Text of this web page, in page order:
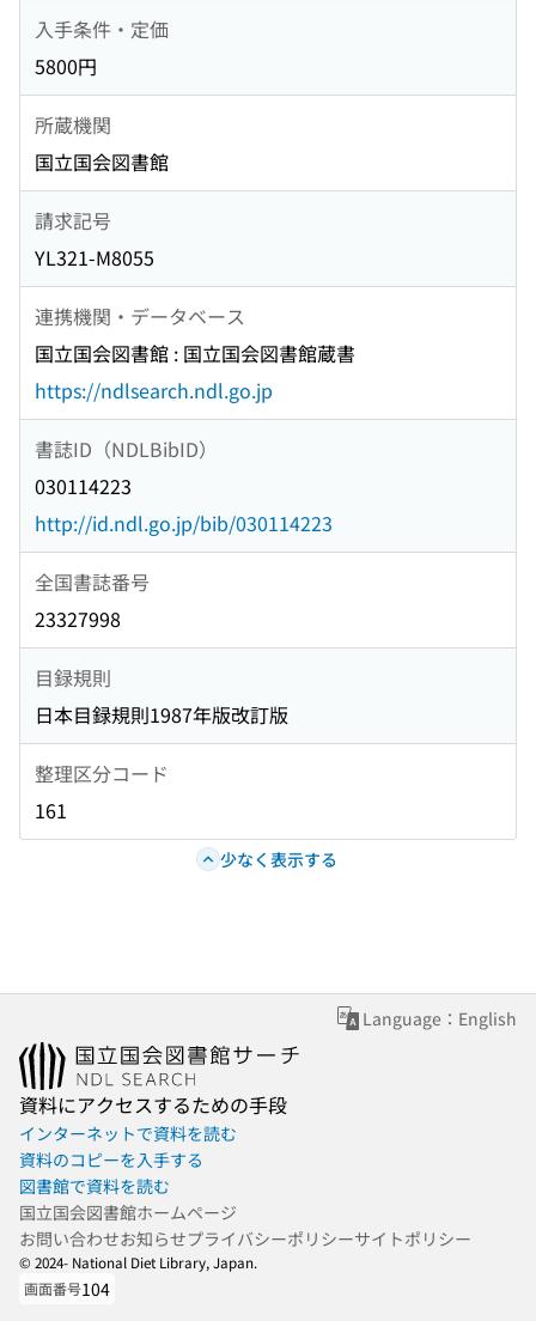
入手条件・定価
5800円
所蔵機関
国立国会図書館
請求記号
YL321-M8055
連携機関・データベース
国立国会図書館 : 国立国会図書館蔵書
https://ndlsearch.ndl.go.jp
書誌ID（NDLBibID）
030114223
http://id.ndl.go.jp/bib/030114223
全国書誌番号
23327998
目録規則
日本目録規則1987年版改訂版
整理区分コード
161
少なく表示する
Language：English
資料にアクセスするための手段
インターネットで資料を読む
資料のコピーを入手する
図書館で資料を読む
国立国会図書館ホームページ
お問い合わせお知らせプライバシーポリシーサイトポリシー
© 2024- National Diet Library, Japan.
画面番号104